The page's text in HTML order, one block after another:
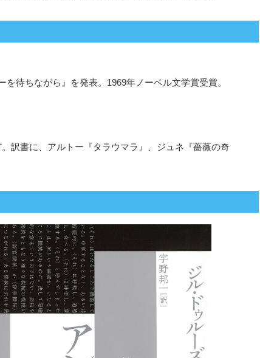
待ちながら』を発表。1969年ノーベル文学賞受賞。
訳書に、アルトー『タラウマラ』、ジュネ『薔薇の奇